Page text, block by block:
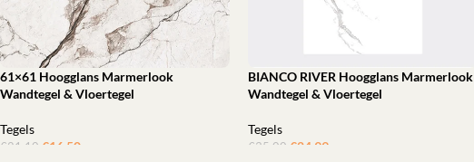
61×61 Hoogglans Marmerlook
Wandtegel & Vloertegel
Tegels
€21,10 €16,50
BIANCO RIVER Hoogglans Marmerlook
Wandtegel & Vloertegel
Tegels
€35,00 €24,99ㅤㅤㅤㅤㅤㅤ